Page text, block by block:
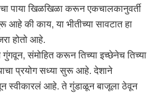
पाया खिळखिळा करून एकचालकानुवर्ती
की काय, या भीतीच्या सावटात हा
होतो आहे.
संमोहित करून तिच्या इच्छेनेच तिच्या
प्रयोग सध्या सुरू आहे. देशाने
स्वीकारलं आहे. ते गुंडाळून बाजूला ठेवून